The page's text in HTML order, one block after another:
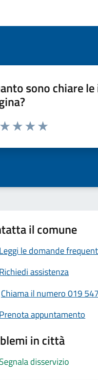
sono chiare
da 1 a 5 stelle la pagina
il comune
Leggi le domande
Richiedi assistenza
Chiama il numero 019
Prenota appuntamento
in città
Segnala disservizio